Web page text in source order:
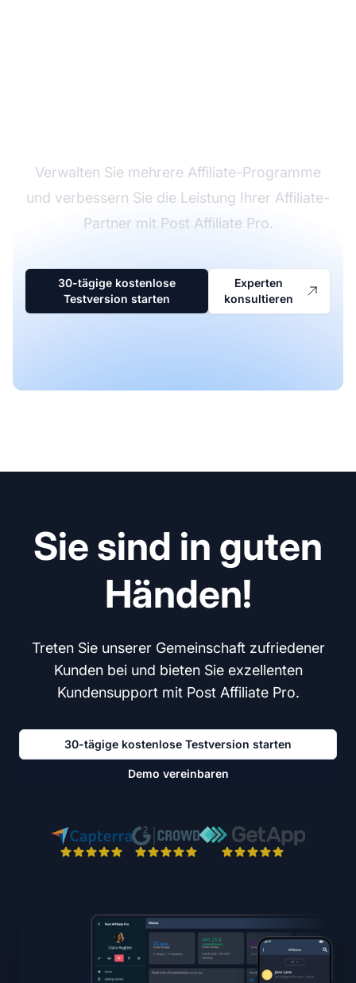
Verwalten Sie mehrere Affiliate-Programme
und verbessern Sie die Leistung Ihrer Affiliate-
Partner mit Post Affiliate Pro.
30-tägige kostenlose
Testversion starten
Experten
konsultieren
Sie sind in guten
Händen!
Treten Sie unserer Gemeinschaft zufriedener
Kunden bei und bieten Sie exzellenten
Kundensupport mit Post Affiliate Pro.
30-tägige kostenlose Testversion starten
Demo vereinbaren